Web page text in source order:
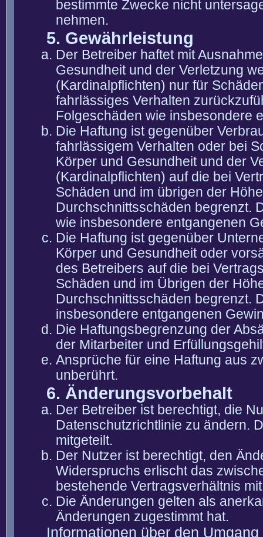
bestimmte Zwecke nicht
nehmen.
5. Gewährleistung
Der Betreiber haftet mit
Gesundheit und der Verletzung
(Kardinalpflichten) nur für
fahrlässiges Verhalten
Folgeschäden wie insbesondere
Die Haftung ist gegenüber
fahrlässigem Verhalten oder bei
Körper und Gesundheit und der
(Kardinalpflichten) auf die bei
Schäden und im übrigen der
Durchschnittsschäden begrenzt.
wie insbesondere entgangenen
Die Haftung ist gegenüber
Körper und Gesundheit oder
des Betreibers auf die bei
Schäden und im Übrigen der
Durchschnittsschäden begrenzt.
insbesondere entgangenen
Die Haftungsbegrenzung der
der Mitarbeiter und
Ansprüche für eine Haftung aus
unberührt.
6. Änderungsvorbehalt
Der Betreiber ist berechtigt, die
Datenschutzrichtlinie zu ändern.
mitgeteilt.
Der Nutzer ist berechtigt, den
Widerspruchs erlischt das
bestehende Vertragsverhältnis
Die Änderungen gelten als
Änderungen zugestimmt hat.
Informationen über den